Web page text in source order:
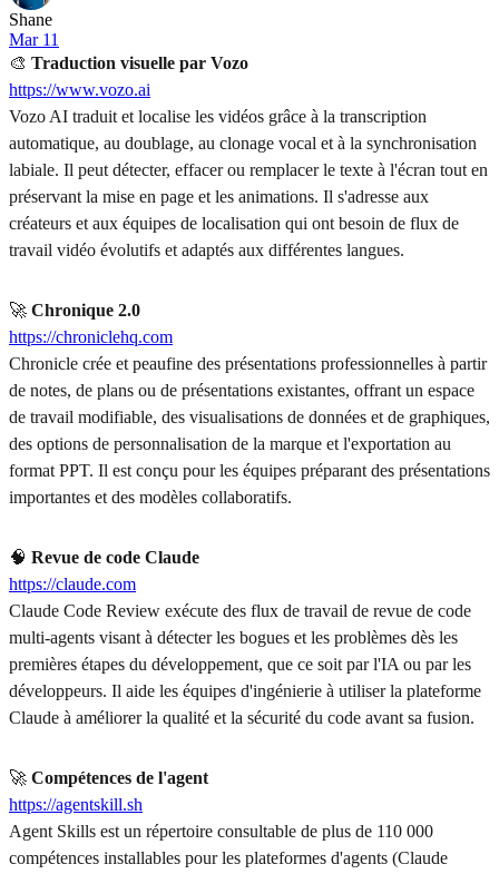
Shane
Mar 11
🎨 Traduction visuelle par Vozo
https://www.vozo.ai
Vozo AI traduit et localise les vidéos grâce à la transcription
automatique, au doublage, au clonage vocal et à la synchronisation
labiale. Il peut détecter, effacer ou remplacer le texte à l'écran tout en
préservant la mise en page et les animations. Il s'adresse aux
créateurs et aux équipes de localisation qui ont besoin de flux de
travail vidéo évolutifs et adaptés aux différentes langues.
🚀 Chronique 2.0
https://chroniclehq.com
Chronicle crée et peaufine des présentations professionnelles à partir
de notes, de plans ou de présentations existantes, offrant un espace
de travail modifiable, des visualisations de données et de graphiques,
des options de personnalisation de la marque et l'exportation au
format PPT. Il est conçu pour les équipes préparant des présentations
importantes et des modèles collaboratifs.
🧠 Revue de code Claude
https://claude.com
Claude Code Review exécute des flux de travail de revue de code
multi-agents visant à détecter les bogues et les problèmes dès les
premières étapes du développement, que ce soit par l'IA ou par les
développeurs. Il aide les équipes d'ingénierie à utiliser la plateforme
Claude à améliorer la qualité et la sécurité du code avant sa fusion.
🚀 Compétences de l'agent
https://agentskill.sh
Agent Skills est un répertoire consultable de plus de 110 000
compétences installables pour les plateformes d'agents (Claude